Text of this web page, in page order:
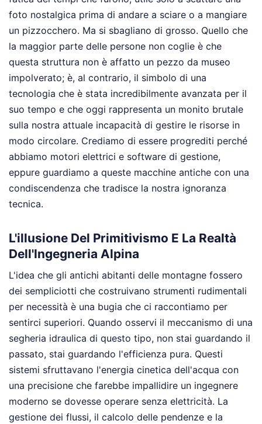
foto nostalgica prima di andare a sciare o a mangiare
un pizzocchero. Ma si sbagliano di grosso. Quello che
la maggior parte delle persone non coglie è che
questa struttura non è affatto un pezzo da museo
impolverato; è, al contrario, il simbolo di una
tecnologia che è stata incredibilmente avanzata per il
suo tempo e che oggi rappresenta un monito brutale
sulla nostra attuale incapacità di gestire le risorse in
modo circolare. Crediamo di essere progrediti perché
abbiamo motori elettrici e software di gestione,
eppure guardiamo a queste macchine antiche con una
condiscendenza che tradisce la nostra ignoranza
tecnica.
L'illusione Del Primitivismo E La Realtà
Dell'Ingegneria Alpina
L'idea che gli antichi abitanti delle montagne fossero
dei sempliciotti che costruivano strumenti rudimentali
per necessità è una bugia che ci raccontiamo per
sentirci superiori. Quando osservi il meccanismo di una
segheria idraulica di questo tipo, non stai guardando il
passato, stai guardando l'efficienza pura. Questi
sistemi sfruttavano l'energia cinetica dell'acqua con
una precisione che farebbe impallidire un ingegnere
moderno se dovesse operare senza elettricità. La
gestione dei flussi, il calcolo delle pendenze e la